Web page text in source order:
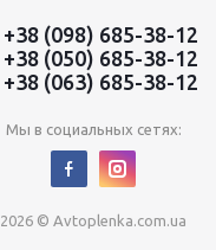
+38 (098) 685-38-12
+38 (050) 685-38-12
+38 (063) 685-38-12
Мы в социальных сетях:
2026 © Avtoplenka.com.ua